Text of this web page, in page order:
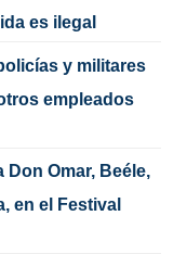
es ilegal
y militares
empleados
Omar, Beéle,
en el Festival